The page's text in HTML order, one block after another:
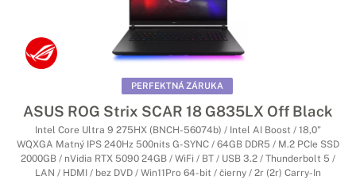
PERFEKTNÁ ZÁRUKA
ASUS ROG Strix SCAR 18 G835LX Off Black
Intel Core Ultra 9 275HX (BNCH-56074b) / Intel AI Boost / 18,0"
WQXGA Matný IPS 240Hz 500nits G-SYNC / 64GB DDR5 / M.2 PCIe SSD
2000GB / nVidia RTX 5090 24GB / WiFi / BT / USB 3.2 / Thunderbolt 5 /
LAN / HDMI / bez DVD / Win11Pro 64-bit / čierny / 2r (2r) Carry-In